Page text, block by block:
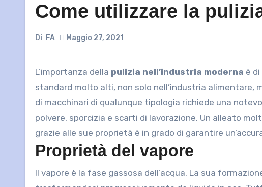
Come utilizzare la
Di FA Maggio 27, 2021
L’importanza della pulizia nell’industria moderna è
standard molto alti, non solo nell’industria
di macchinari di qualunque tipologia richiede una
polvere, sporcizia e scarti di lavorazione. Un alleato
grazie alle sue proprietà è in grado di garantire
Proprietà del vapore
Il vapore è la fase gassosa dell’acqua. La sua